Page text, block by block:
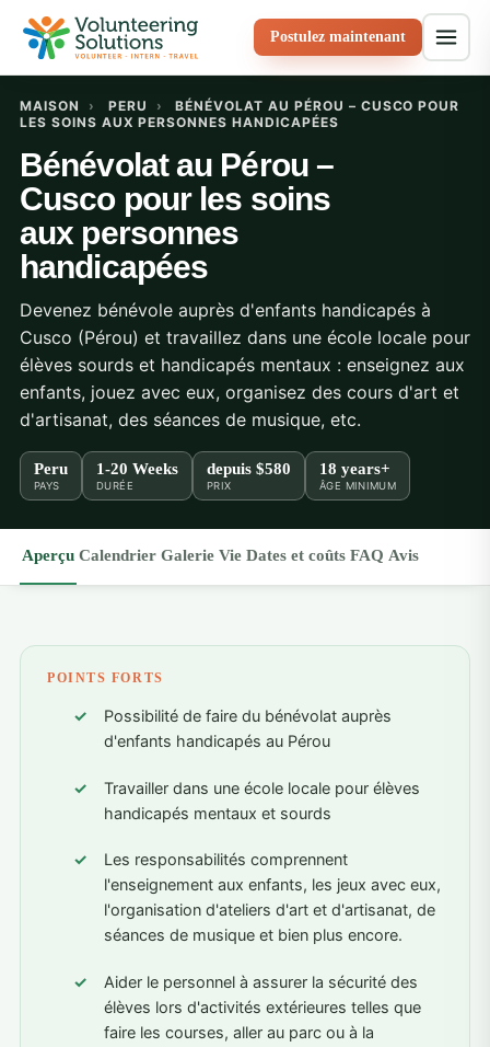
Postulez maintenant
MAISON › PERU ›
BÉNÉVOLAT AU PÉROU – CUSCO POUR
LES SOINS AUX PERSONNES HANDICAPÉES
Bénévolat au Pérou –
Cusco pour les soins
aux personnes
handicapées
Devenez bénévole auprès d'enfants handicapés à
Cusco (Pérou) et travaillez dans une école locale pour
élèves sourds et handicapés mentaux : enseignez aux
enfants, jouez avec eux, organisez des cours d'art et
d'artisanat, des séances de musique, etc.
Peru
PAYS
1-20 Weeks
DURÉE
depuis $580
PRIX
18 years+
ÂGE MINIMUM
Aperçu Calendrier Galerie Vie Dates et coûts FAQ Avis
POINTS FORTS
Possibilité de faire du bénévolat auprès
d'enfants handicapés au Pérou
Travailler dans une école locale pour élèves
handicapés mentaux et sourds
Les responsabilités comprennent
l'enseignement aux enfants, les jeux avec eux,
l'organisation d'ateliers d'art et d'artisanat, de
séances de musique et bien plus encore.
Aider le personnel à assurer la sécurité des
élèves lors d'activités extérieures telles que
faire les courses, aller au parc ou à la